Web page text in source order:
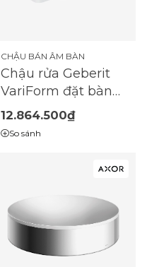
CHẬU BÁN ÂM BÀN
Chậu rửa Geberit
VariForm đặt bàn
bàn dạng chữ nhật
12.864.500₫
So sánh